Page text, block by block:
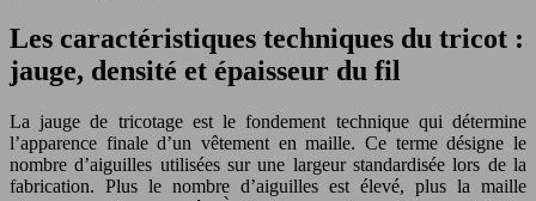
Les caractéristiques techniques du tricot :
jauge, densité et épaisseur du fil
La jauge de tricotage est le fondement technique qui détermine
l’apparence finale d’un vêtement en maille. Ce terme désigne le
nombre d’aiguilles utilisées sur une largeur standardisée lors de la
fabrication. Plus le nombre d’aiguilles est élevé, plus la maille